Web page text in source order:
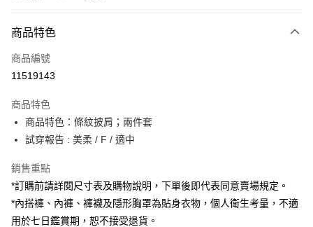
信用卡一次付款
超商取貨付款
Apple Pay
街口支付
Google Pay
大哥付你分期
相關說明
商品特色
商品編號
11519143
商品特色
商品特色：條紋披肩；兩件套
試穿報告 : 美柔 / F / 適中
銷售重點
*訂購前請詳閱尺寸表及購物說明，下單後即代表同意賣場規定。
*內搭褲、內褲、褲襪及隱形胸罩為貼身衣物，個人衛生考量，不適
用於七日鑑賞期，恕不接受退貨。